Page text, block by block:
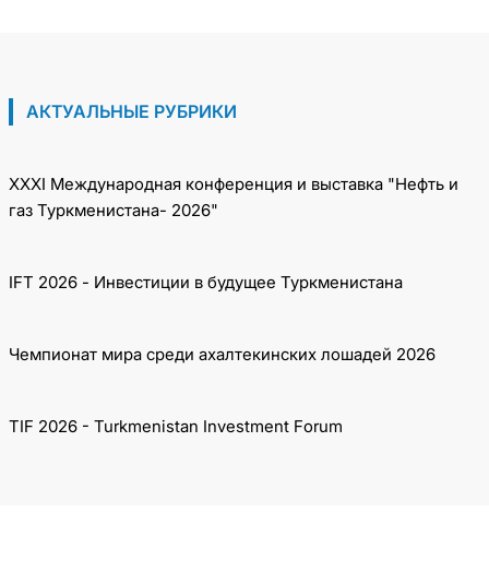
АКТУАЛЬНЫЕ РУБРИКИ
XXXI Международная конференция и выставка "Нефть и
газ Туркменистана- 2026"
IFT 2026 - Инвестиции в будущее Туркменистана
Чемпионат мира среди ахалтекинских лошадей 2026
TIF 2026 - Turkmenistan Investment Forum